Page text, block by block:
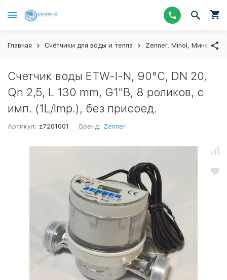
Главная Счётчики для воды и тепла Zenner, Minol, Миномесс
Счетчик воды ETW-I-N, 90°C, DN 20,
Qn 2,5, L 130 mm, G1"B, 8 роликов, с
имп. (1L/Imp.), без присоед.
Артикул: z7201001 Бренд: Zenner